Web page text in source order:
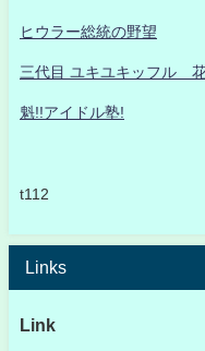
ヒウラー総統の野望
三代目 ユキユキッフル 花
魁!!アイドル塾!
t112
Links
Link